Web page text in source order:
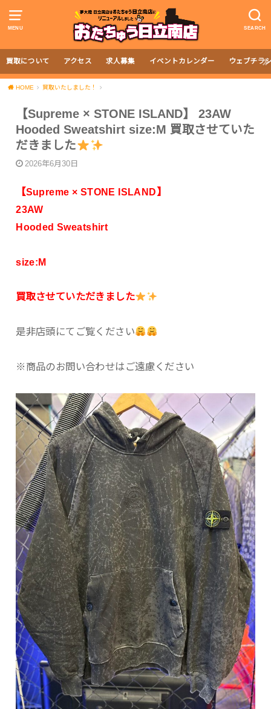
MENU SEARCH
買取について アクセス 求人募集 イベントカレンダー ウェブチラ
HOME 買取いたしました！
【Supreme × STONE ISLAND】 23AW
Hooded Sweatshirt size:M 買取させていた
だきました
2026年6月30日
【Supreme × STONE ISLAND】
23AW
Hooded Sweatshirt
size:M
買取させていただきました
是非店頭にてご覧ください
※商品のお問い合わせはご遠慮ください